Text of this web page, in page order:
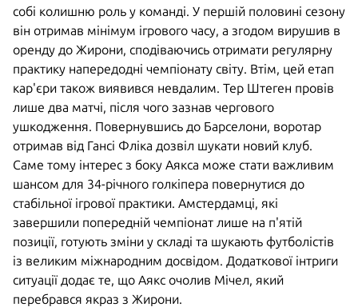
собі колишню роль у команді. У першій половині сезону
він отримав мінімум ігрового часу, а згодом вирушив в
оренду до Жирони, сподіваючись отримати регулярну
практику напередодні чемпіонату світу. Втім, цей етап
кар'єри також виявився невдалим. Тер Штеген провів
лише два матчі, після чого зазнав чергового
ушкодження. Повернувшись до Барселони, воротар
отримав від Гансі Фліка дозвіл шукати новий клуб.
Саме тому інтерес з боку Аякса може стати важливим
шансом для 34-річного голкіпера повернутися до
стабільної ігрової практики. Амстердамці, які
завершили попередній чемпіонат лише на п'ятій
позиції, готують зміни у складі та шукають футболістів
із великим міжнародним досвідом. Додаткової інтриги
ситуації додає те, що Аякс очолив Мічел, який
перебрався якраз з Жирони.